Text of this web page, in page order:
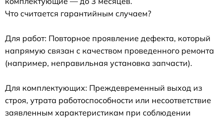
Что считается гарантийным случаем?
Для работ: Повторное проявление дефекта, который
напрямую связан с качеством проведенного ремонта
(например, неправильная установка запчасти).
Для комплектующих: Преждевременный выход из
строя, утрата работоспособности или несоответствие
заявленным характеристикам при соблюдении